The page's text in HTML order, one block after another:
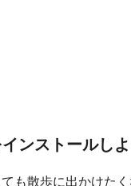
ンストールしよ
も散歩に出かけた